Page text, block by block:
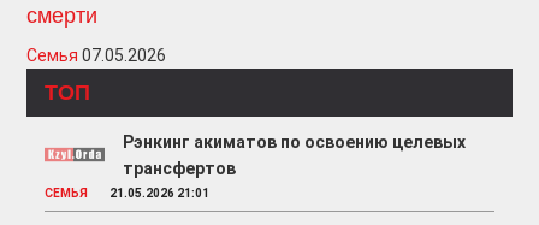
смерти
Семья 07.05.2026
ТОП
Рэнкинг акиматов по освоению целевых
трансфертов
СЕМЬЯ 21.05.2026 21:01